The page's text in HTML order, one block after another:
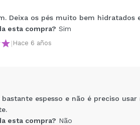
Compartilhar um vídeo ou
Seu vídeo pode ser o primeiro.
Deixa os pés muito bem hidratados
esta compra? Sim
| Hace 6 años
bastante espesso e não é preciso
esta compra? Não